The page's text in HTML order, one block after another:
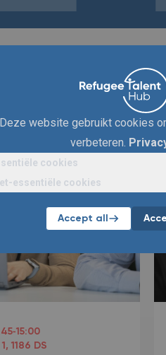
Deze website gebruikt cookies
verbeteren.
cookies
essentiële cookies
Accept all
Hieronder vind je alle
1186 DS